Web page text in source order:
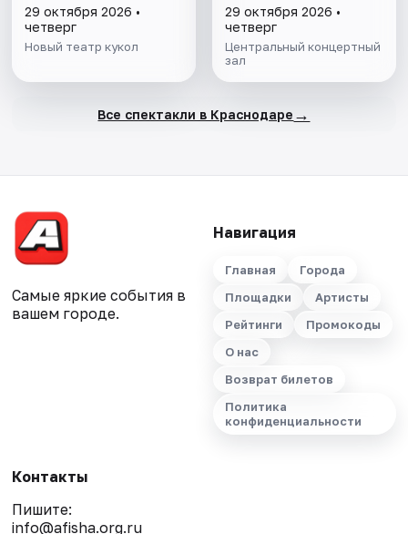
29 октября 2026 •
четверг
Новый театр кукол
29 октября 2026 •
четверг
Центральный концертный
зал
Все спектакли в Краснодаре →
Самые яркие события в
вашем городе.
Навигация
Главная
Города
Площадки
Артисты
Рейтинги
Промокоды
О нас
Возврат билетов
Политика
конфиденциальности
Контакты
Пишите:
info@afisha.org.ru